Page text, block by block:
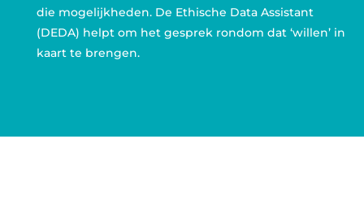
die mogelijkheden. De Ethische Data Assistant
(DEDA) helpt om het gesprek rondom dat ‘willen’ in
kaart te brengen.